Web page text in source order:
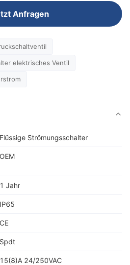
Anfragen
elektrisches Ventil
Flüssige Strömungsschalter
OEM
1 Jahr
IP65
CE
Spdt
15(8)A 24/250VAC